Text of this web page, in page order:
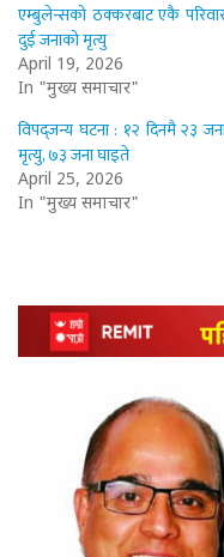
एम्बुलेन्सको ठक्करबाट एकै
दुई जनाको मृत्यु
April 19, 2026
In "मुख्य समाचार"
विपद्जन्य घटना : १२ दिनमै २३
मृत्यु, ७३ जना घाइते
April 25, 2026
In "मुख्य समाचार"